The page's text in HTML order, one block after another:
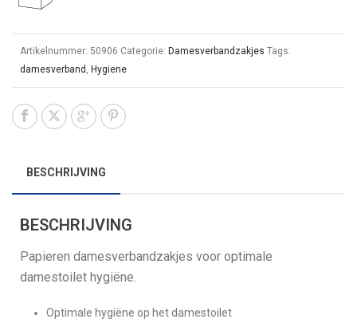
Artikelnummer: 50906 Categorie: Damesverbandzakjes Tags:
damesverband , Hygiene
BESCHRIJVING
BESCHRIJVING
Papieren damesverbandzakjes voor optimale
damestoilet hygiëne.
Optimale hygiëne op het damestoilet